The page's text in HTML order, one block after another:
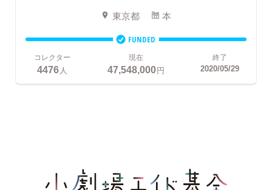
東京都 本
FUNDED
コレクター
4476人
現在
47,548,000円
終了
2020/05/29